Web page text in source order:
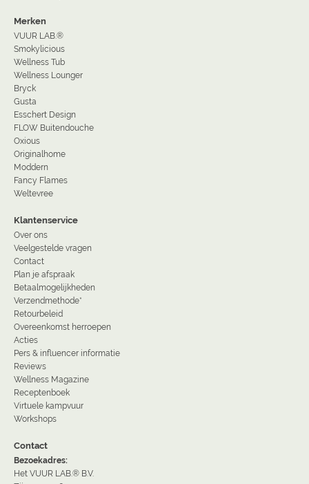
Merken
VUUR LAB.®
Smokylicious
Wellness Tub
Wellness Lounger
Bryck
Gusta
Esschert Design
FLOW Buitendouche
Oxious
Originalhome
Moddern
Fancy Flames
Weltevree
Klantenservice
Over ons
Veelgestelde vragen
Contact
Plan je afspraak
Betaalmogelijkheden
Verzendmethode*
Retourbeleid
Overeenkomst herroepen
Acties
Pers & influencer informatie
Reviews
Wellness Magazine
Receptenboek
Virtuele kampvuur
Workshops
Contact
Bezoekadres:
Het VUUR LAB.® B.V.